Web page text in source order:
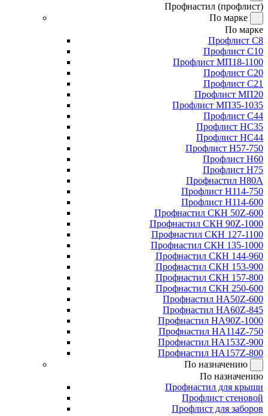
Профнастил (профлист)
По марке
По марке
Профлист С8
Профлист С10
Профлист МП18-1100
Профлист С20
Профлист С21
Профлист МП20
Профлист МП35-1035
Профлист С44
Профлист НС35
Профлист НС44
Профлист Н57-750
Профлист Н60
Профлист Н75
Профнастил Н80А
Профлист Н114-750
Профлист Н114-600
Профнастил СКН 50Z-600
Профнастил СКН 90Z-1000
Профнастил СКН 127-1100
Профнастил СКН 135-1000
Профнастил СКН 144-960
Профнастил СКН 153-900
Профнастил СКН 157-800
Профнастил СКН 250-600
Профнастил НА50Z-600
Профнастил НА60Z-845
Профнастил НА90Z-1000
Профнастил НА114Z-750
Профнастил НА153Z-900
Профнастил НА157Z-800
По назначению
По назначению
Профнастил для крыши
Профлист стеновой
Профлист для заборов